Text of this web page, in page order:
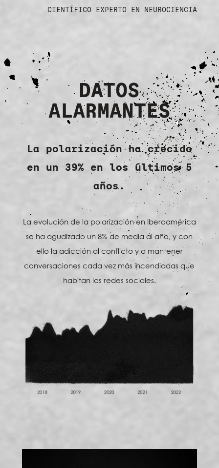
CIENTÍFICO EXPERTO EN NEUROCIENCIA
DATOS
ALARMANTES
La polarización ha crecido
en un 39% en los últimos 5
años.
La evolución de la polarización en Iberoamérica
se ha agudizado un 8% de media al año, y con
ello la adicción al conflicto y a mantener
conversaciones cada vez más incendiadas que
habitan las redes sociales.